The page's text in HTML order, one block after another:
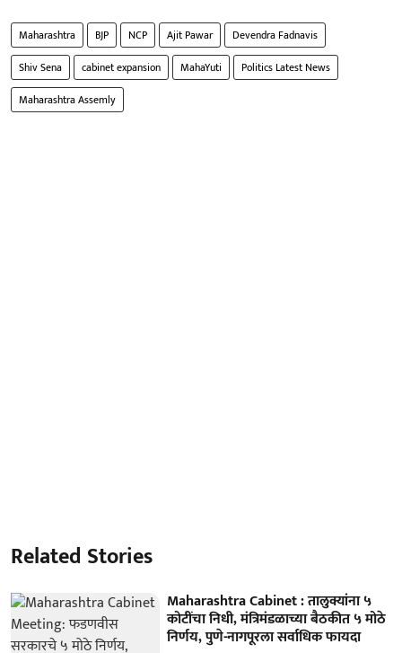
Maharashtra BJP NCP Ajit Pawar
Devendra Fadnavis
Shiv Sena
cabinet expansion MahaYuti
Politics Latest News
Maharashtra Assemly
Related Stories
Maharashtra Cabinet : तालुक्यांना ५
कोटींचा निधी, मंत्रिमंडळाच्या बैठकीत ५ मोठे
निर्णय, पुणे-नागपूरला सर्वाधिक फायदा